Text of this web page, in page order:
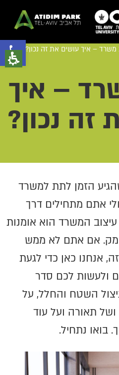
משרד – איך עושים את זה נכון?
– איך
זה נכון?
הזמן לתת למשרד
אתם מתחילים דרך
המשרד הוא אומנות
אם אתם לא ממש
אנחנו כאן כדי לגעת
ולעשות לכם סדר
השטח והחלל, על
תאורה ועל עוד
בואו נתחיל.
פתח סרגל נגישות